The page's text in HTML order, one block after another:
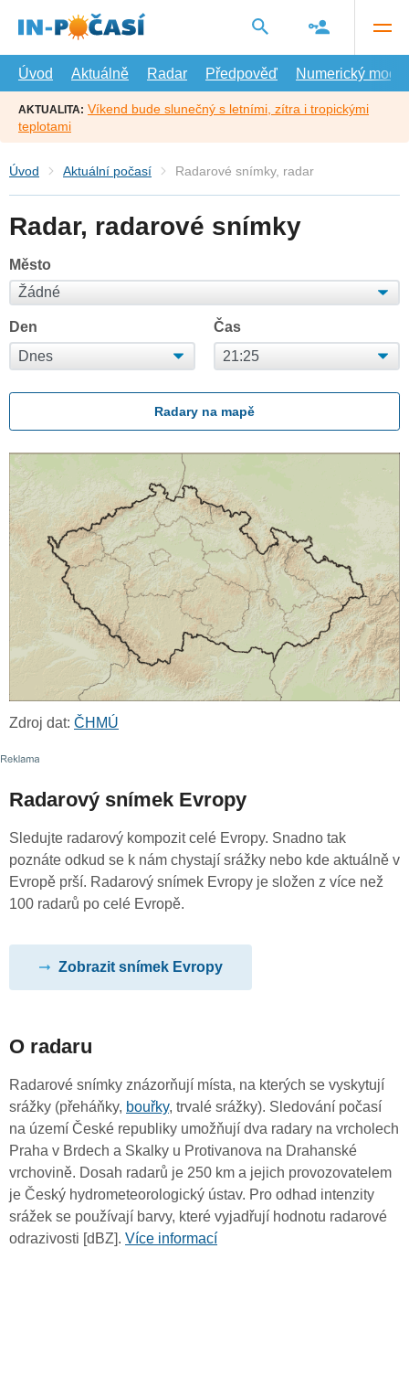
hlavní
Úvod
Aktuálně Radar Předpověď Numerický model
AKTUALITA: Víkend bude slunečný s letními, zítra i tropickými
teplotami
Úvod Aktuální počasí Radarové snímky, radar
Radar, radarové snímky
Město
Den Čas
Radary na mapě
Zdroj dat: ČHMÚ
Radarový snímek Evropy
Sledujte radarový kompozit celé Evropy. Snadno tak
poznáte odkud se k nám chystají srážky nebo kde aktuálně v
Evropě prší. Radarový snímek Evropy je složen z více než
100 radarů po celé Evropě.
Zobrazit snímek Evropy
O radaru
Radarové snímky znázorňují místa, na kterých se vyskytují
srážky (přeháňky, bouřky, trvalé srážky). Sledování počasí
na území České republiky umožňují dva radary na vrcholech
Praha v Brdech a Skalky u Protivanova na Drahanské
vrchovině. Dosah radarů je 250 km a jejich provozovatelem
je Český hydrometeorologický ústav. Pro odhad intenzity
srážek se používají barvy, které vyjadřují hodnotu radarové
odrazivosti [dBZ]. Více informací